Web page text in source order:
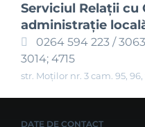
Serviciul Relaţii cu
administraţie
0264 594 223 /
3014; 4715
str. Moților nr. 3 cam. 95, 96,
DATE DE CONTACT